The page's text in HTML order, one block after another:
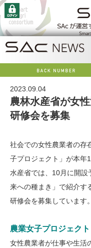
2023.09.04
農林水産省が女
研修会を募集
社会での女性農業者の存
子プロジェクト」が本年
水産省では、10月に開設
来への種まき」で紹介す
研修会を募集しています。
農業女子プロジェク
女性農業者が仕事や生活